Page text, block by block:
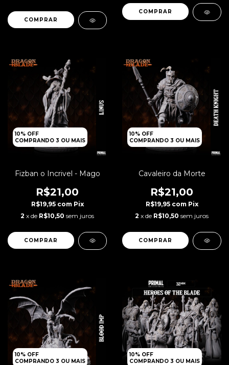
10% OFF
COMPRANDO 3 OU MAIS
Fizban o Incrivel - Mago
R$21,00
R$19,95 com Pix
2 x de R$10,50 sem juros
10% OFF
COMPRANDO 3 OU MAIS
Cavaleiro da Morte
R$21,00
R$19,95 com Pix
2 x de R$10,50 sem juros
10% OFF
COMPRANDO 3 OU MAIS
10% OFF
COMPRANDO 3 OU MAIS